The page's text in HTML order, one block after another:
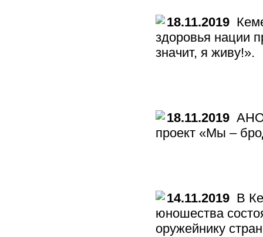
18.11.2019
здоровья нации
значит, я живу!».
18.11.2019 АНО
проект «Мы –
14.11.2019 В
юношества
оружейнику